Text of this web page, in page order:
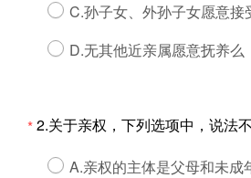
C.孙子女、外孙子女愿意接
D.无其他近亲属愿意抚养么
*2.关于亲权，下列选项中，说法
A.亲权的主体是父母和未成